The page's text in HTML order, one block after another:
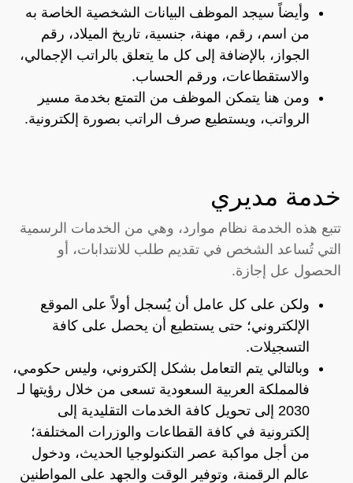
وأيضاً سيجد الموظف البيانات الشخصية الخاصة به
من اسم، رقم، مهنة، جنسية، تاريخ الميلاد، رقم
الجواز، بالإضافة إلى كل ما يتعلق بالراتب الإجمالي،
والاستقطاعات، ورقم الحساب.
ومن هنا يتمكن الموظف من التمتع بخدمة مسير
الرواتب، ويستطيع صرف الراتب بصورة إلكترونية.
خدمة مديري
تتبع هذه الخدمة نظام موارد، وهي من الخدمات الرسمية
التي تُساعد الشخص في تقديم طلب للانتدابات، أو
الحصول عل إجازة.
ولكن على كل عامل أن يُسجل أولاً على الموقع
الإلكتروني؛ حتى يستطيع أن يحصل على كافة
التسجيلات.
وبالتالي يتم التعامل بشكل إلكتروني، وليس حكومي،
فالمملكة العربية السعودية تسعى من خلال رؤيتها لـ
2030 إلى تحويل كافة الخدمات التقليدية إلى
إلكترونية في كافة القطاعات والوزرات المختلفة؛
من أجل مواكبة عصر التكنولوجيا الحديث، ودخول
عالم الرقمنة، وتوفير الوقت والجهد على المواطنين